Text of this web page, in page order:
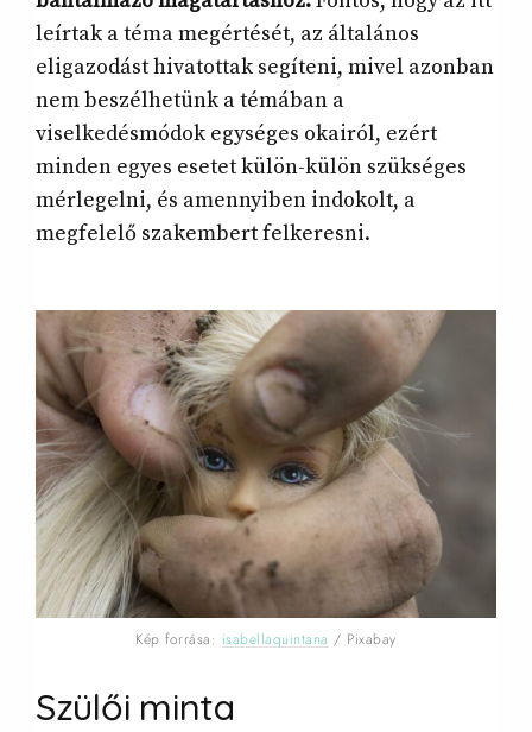
leírtak a téma megértését, az általános
eligazodást hivatottak segíteni, mivel azonban
nem beszélhetünk a témában a
viselkedésmódok egységes okairól, ezért
minden egyes esetet külön-külön szükséges
mérlegelni, és amennyiben indokolt, a
megfelelő szakembert felkeresni.
Kép forrása: isabellaquintana / Pixabay
Szülői minta